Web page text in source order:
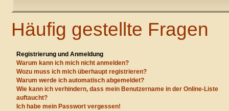
Häufig gestellte Fragen
Registrierung und Anmeldung
Warum kann ich mich nicht anmelden?
Wozu muss ich mich überhaupt registrieren?
Warum werde ich automatisch abgemeldet?
Wie kann ich verhindern, dass mein Benutzername in der Online-Liste
auftaucht?
Ich habe mein Passwort vergessen!